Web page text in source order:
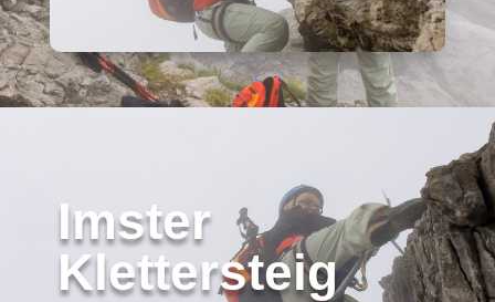
Imster
Klettersteig